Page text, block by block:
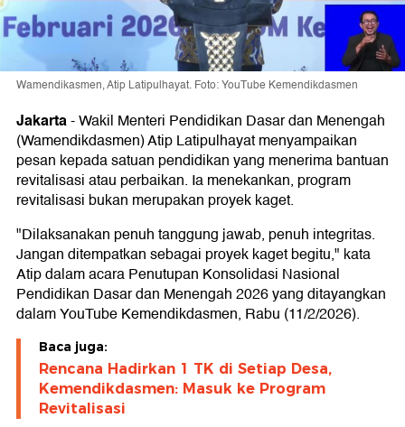
Wamendikasmen, Atip Latipulhayat. Foto: YouTube Kemendikdasmen
Jakarta-Wakil Menteri Pendidikan Dasar dan Menengah
(Wamendikdasmen) Atip Latipulhayat menyampaikan
pesan kepada satuan pendidikan yang menerima bantuan
revitalisasi atau perbaikan. Ia menekankan, program
revitalisasi bukan merupakan proyek kaget.
"Dilaksanakan penuh tanggung jawab, penuh integritas.
Jangan ditempatkan sebagai proyek kaget begitu," kata
Atip dalam acara Penutupan Konsolidasi Nasional
Pendidikan Dasar dan Menengah 2026 yang ditayangkan
dalam YouTube Kemendikdasmen, Rabu (11/2/2026).
Baca juga:
Rencana Hadirkan 1 TK di Setiap Desa,
Kemendikdasmen: Masuk ke Program
Revitalisasi